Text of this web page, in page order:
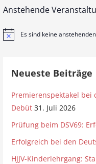
Anstehende
H
Es sind keine
Neueste Beiträge
Premierenspektakel bei
Debüt 31. Juli 2026
Prüfung beim DSV69:
Erfolgreich bei den
HJJV-Kinderlehrgang: